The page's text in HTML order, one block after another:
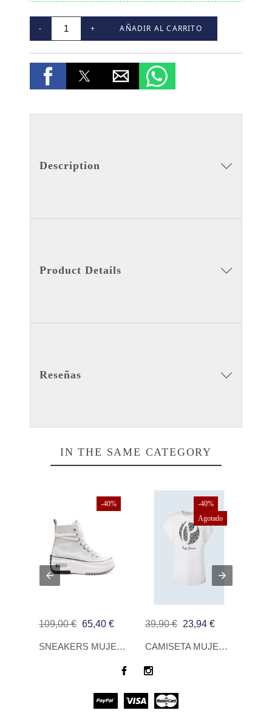
- + AÑADIR AL CARRITO
Description
Product Details
Reseñas
IN THE SAME CATEGORY
-40%
109,00 € 65,40 €
SNEAKERS MUJER REPLAY AQUA CLEAN WHITE SILVER
-40%
Agotado
39,90 € 23,94 €
CAMISETA MUJER PEPE JEANS ALICE